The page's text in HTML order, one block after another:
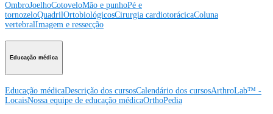
OmbroJoelhoCotoveloMão e punhoPé e
tornozeloQuadrilOrtobiológicosCirurgia cardiotorácicaColuna
vertebralImagem e ressecção
Educação médica
Educação médicaDescrição dos cursosCalendário dos cursosArthroLab™ -
LocaisNossa equipe de educação médicaOrthoPedia